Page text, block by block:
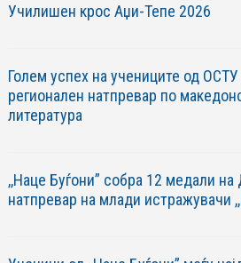
Училишен крос Аџи-Тепе 2026
Голем успех на учениците од ОСТУ
регионален натпревар по
литература
,,Наце Буѓони” собра 12 медали
натпревар на млади истражувачи